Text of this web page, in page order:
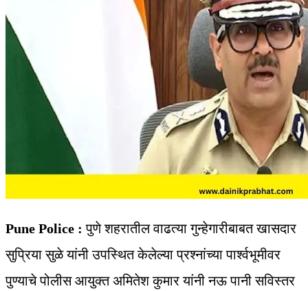
Pune Police : पुणे शहरातील वाढत्या गुन्हेगारीबाबत खासदार
सुप्रिया सुळे यांनी उपस्थित केलेल्या प्रश्नांच्या पार्श्वभूमीवर
पुण्याचे पोलीस आयुक्त अमितेश कुमार यांनी नऊ पानी सविस्तर